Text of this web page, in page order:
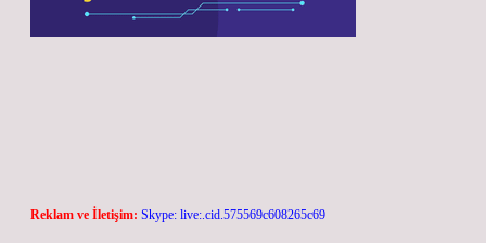
Reklam ve İletişim: Skype: live:.cid.575569c608265c69